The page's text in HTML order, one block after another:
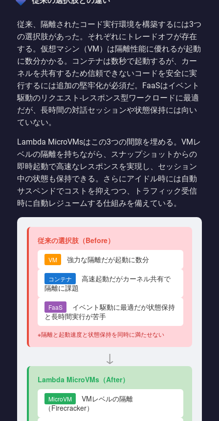
従来、隔離されたコード実行環境を構築するには3つ
の選択肢があった。それぞれにトレードオフが存在
する。仮想マシン（VM）は隔離性能に優れるが起動
に数分かかる。コンテナは数秒で起動するが、カー
ネルを共有するため信頼できないコードを安全に実
行するには追加の堅牢化が必須だ。FaaSはイベント
駆動のリクエスト-レスポンス型ワークロードに最適
だが、長時間の対話セッションや状態保持には向い
ていない。
Lambda MicroVMsはこの3つの間隙を埋める。VMレ
ベルの隔離を持ちながら、スナップショットからの
即時起動で高速なレスポンスを実現し、セッション
中の状態も保持できる。さらにアイドル時には自動
サスペンドでコストを抑えつつ、トラフィック受信
時に自動レジュームする仕組みを備えている。
従来の選択肢（Before）
VM 強力な隔離だが起動に数分
コンテナ
高速起動だがカーネル共有で
隔離に課題
FaaS
イベント駆動に最適だが状態保持
と長時間実行が苦手
※隔離と起動速度と状態保持を同時に満たせない
↓
Lambda MicroVMs（After）
MicroVM
VMレベルの隔離
（Firecracker）